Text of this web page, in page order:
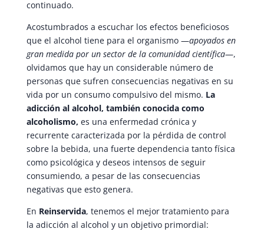
continuado.
Acostumbrados a escuchar los efectos beneficiosos
que el alcohol tiene para el organismo —apoyados en
gran medida por un sector de la comunidad científica—,
olvidamos que hay un considerable número de
personas que sufren consecuencias negativas en su
vida por un consumo compulsivo del mismo. La
adicción al alcohol, también conocida como
alcoholismo, es una enfermedad crónica y
recurrente caracterizada por la pérdida de control
sobre la bebida, una fuerte dependencia tanto física
como psicológica y deseos intensos de seguir
consumiendo, a pesar de las consecuencias
negativas que esto genera.
En Reinservida, tenemos el mejor tratamiento para
la adicción al alcohol y un objetivo primordial: